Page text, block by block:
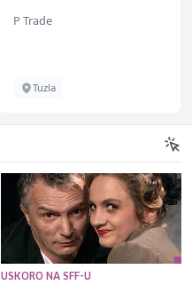
P Trade
Tuzla
USKORO NA SFF-U